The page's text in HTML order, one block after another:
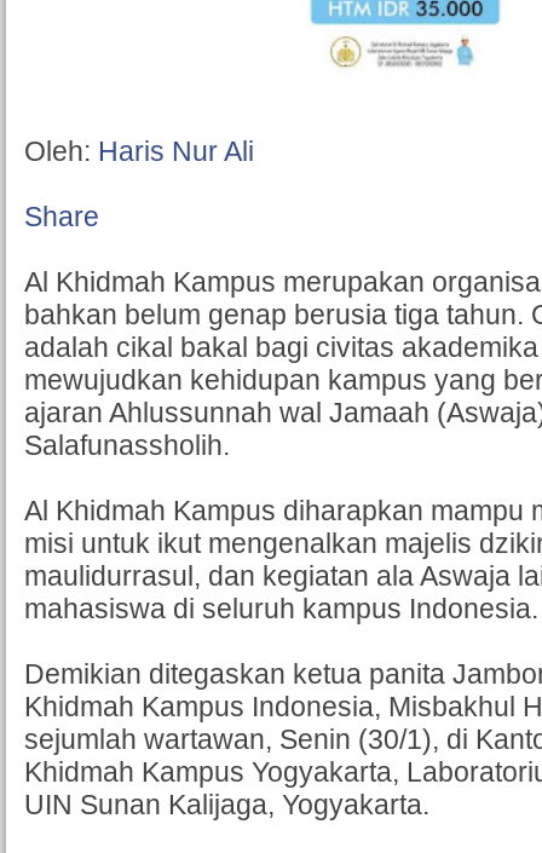
Oleh: Haris Nur Ali
Share
Al Khidmah Kampus merupakan
bahkan belum genap berusia tiga tahun.
adalah cikal bakal bagi civitas
mewujudkan kehidupan kampus yang
ajaran Ahlussunnah wal Jamaah
Salafunassholih.
Al Khidmah Kampus diharapkan mampu
misi untuk ikut mengenalkan majelis
maulidurrasul, dan kegiatan ala Aswaja
mahasiswa di seluruh kampus Indonesia.
Demikian ditegaskan ketua panita
Khidmah Kampus Indonesia, Misbakhul
sejumlah wartawan, Senin (30/1), di
Khidmah Kampus Yogyakarta,
UIN Sunan Kalijaga, Yogyakarta.